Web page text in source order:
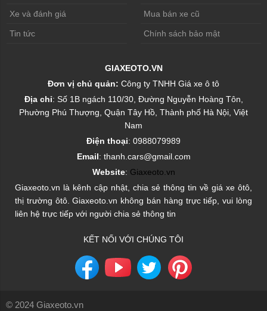
Xe và đánh giá Mua bán xe cũ
Tin tức Chính sách bảo mật
GIAXEOTO.VN
Đơn vị chủ quản: Công ty TNHH Giá xe ô tô
Địa chỉ: Số 1B ngách 110/30, Đường Nguyễn Hoàng Tôn,
Phường Phú Thượng, Quận Tây Hồ, Thành phố Hà Nội, Việt
Nam
Điện thoại: 0988079989
Email: thanh.cars@gmail.com
Website: Giaxeoto.vn
Giaxeoto.vn là kênh cập nhật, chia sẻ thông tin về giá xe ôtô,
thị trường ôtô. Giaxeoto.vn không bán hàng trực tiếp, vui lòng
liên hệ trực tiếp với người chia sẻ thông tin
KẾT NỐI VỚI CHÚNG TÔI
© 2024 Giaxeoto.vn